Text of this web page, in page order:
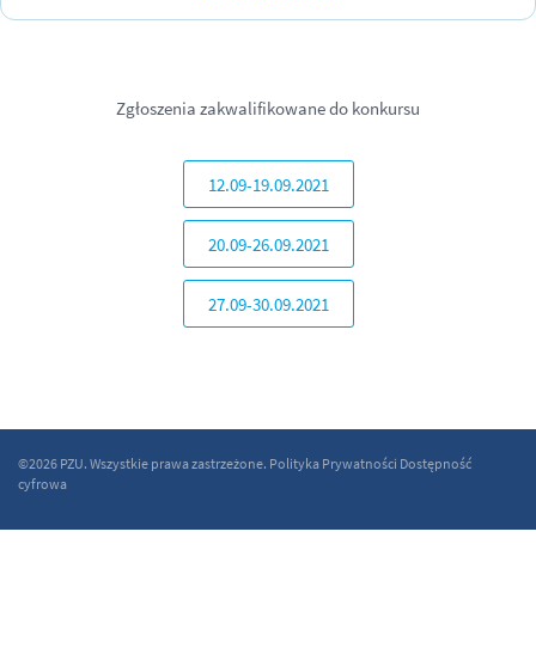
Zgłoszenia zakwalifikowane do konkursu
12.09-19.09.2021
20.09-26.09.2021
27.09-30.09.2021
©2026 PZU. Wszystkie prawa zastrzeżone. Polityka Prywatności Dostępność
cyfrowa